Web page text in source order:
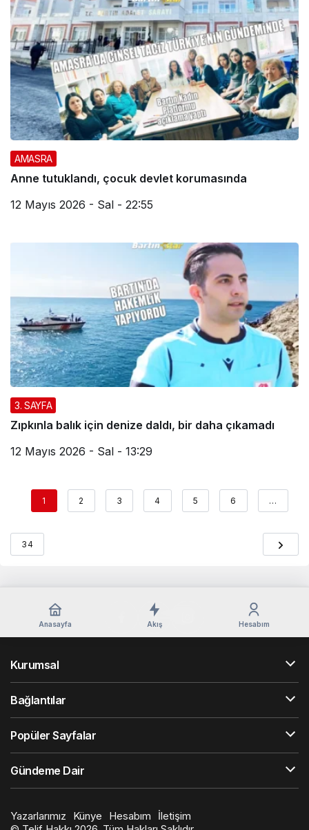
AMASRA
Anne tutuklandı, çocuk devlet korumasında
12 Mayıs 2026 - Sal - 22:55
3. SAYFA
Zıpkınla balık için denize daldı, bir daha çıkamadı
12 Mayıs 2026 - Sal - 13:29
1 2 3 4 5 6 …
34
Anasayfa Akış Hesabım
Kurumsal
Bağlantılar
Popüler Sayfalar
Gündeme Dair
Yazarlarımız Künye Hesabım
İletişim